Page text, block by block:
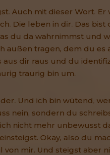
Auch mit dieser Wort. Er
Die leben in dir. Das bist
du da wahrnimmst und
außen tragen, dem du es
aus dir raus und du
traurig bin um.
Und ich bin wütend,
nein, sondern du
nicht mehr unbewusst
Okay, also du
von mir. Und steigst aber